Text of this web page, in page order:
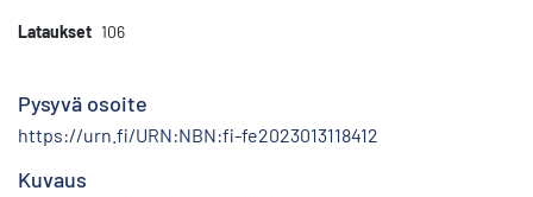
Lataukset 106
Pysyvä osoite
https://urn.fi/URN:NBN:fi-fe2023013118412
Kuvaus